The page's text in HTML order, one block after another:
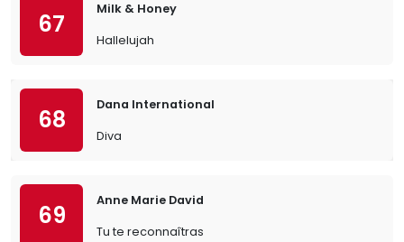
67
Milk & Honey
Hallelujah
68
Dana International
Diva
69
Anne Marie David
Tu te reconnaîtras